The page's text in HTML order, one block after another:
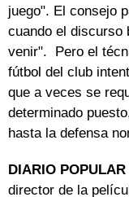
juego". El consejo
cuando el discurso
venir". Pero el
fútbol del club
que a veces se
determinado
hasta la defensa
DIARIO POPULAR
director de la